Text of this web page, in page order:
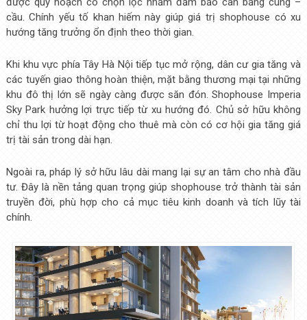
cầu. Chính yếu tố khan hiếm này giúp giá trị shophouse có xu
hướng tăng trưởng ổn định theo thời gian.
Khi khu vực phía Tây Hà Nội tiếp tục mở rộng, dân cư gia tăng và
các tuyến giao thông hoàn thiện, mặt bằng thương mại tại những
khu đô thị lớn sẽ ngày càng được săn đón. Shophouse Imperia
Sky Park hưởng lợi trực tiếp từ xu hướng đó. Chủ sở hữu không
chỉ thu lợi từ hoạt động cho thuê mà còn có cơ hội gia tăng giá
trị tài sản trong dài hạn.
Ngoài ra, pháp lý sở hữu lâu dài mang lại sự an tâm cho nhà đầu
tư. Đây là nền tảng quan trọng giúp shophouse trở thành tài sản
truyền đời, phù hợp cho cả mục tiêu kinh doanh và tích lũy tài
chính.